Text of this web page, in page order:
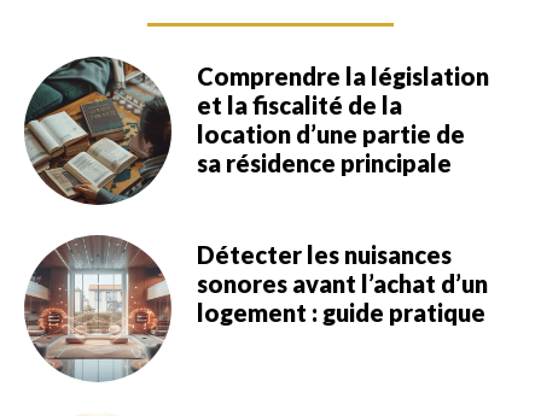
Comprendre la législation
et la fiscalité de la
location d’une partie de
sa résidence principale
Détecter les nuisances
sonores avant l’achat d’un
logement : guide pratique